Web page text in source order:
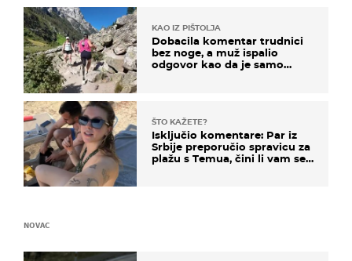
KAO IZ PIŠTOLJA
Dobacila komentar trudnici
bez noge, a muž ispalio
odgovor kao da je samo
ŠTO KAŽETE?
Isključio komentare: Par iz
Srbije preporučio spravicu za
plažu s Temua, čini li vam se
NOVAC